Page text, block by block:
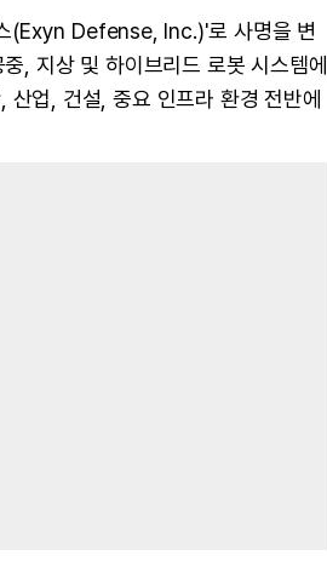
(Exyn Defense, Inc.)'로 사명을 변
, 지상 및 하이브리드 로봇 시스템에
업, 건설, 중요 인프라 환경 전반에